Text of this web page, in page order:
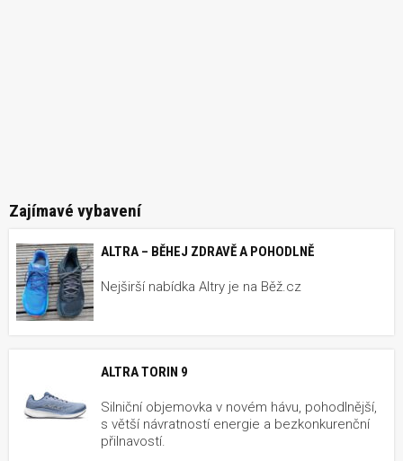
Zajímavé vybavení
ALTRA – BĚHEJ ZDRAVĚ A POHODLNĚ
Nejširší nabídka Altry je na Běž.cz
ALTRA TORIN 9
Silniční objemovka v novém hávu, pohodlnější,
s větší návratností energie a bezkonkurenční
přilnavostí.